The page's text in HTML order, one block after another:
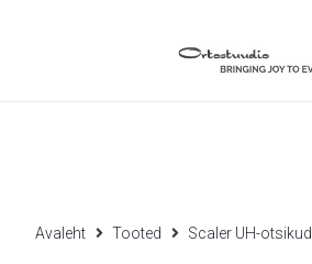
Avaleht Tooted Scaler UH-otsikud